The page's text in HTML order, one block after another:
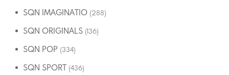
SQN IMAGINATIO (288)
SQN ORIGINALS (136)
SQN POP (334)
SQN SPORT (436)